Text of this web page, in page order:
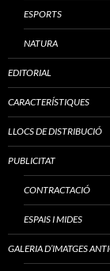
ESPORTS
NATURA
EDITORIAL
CARACTERÍSTIQUES
LLOCS DE DISTRIBUCIÓ
PUBLICITAT
CONTRACTACIÓ
ESPAIS I MIDES
GALERIA D’IMATGES